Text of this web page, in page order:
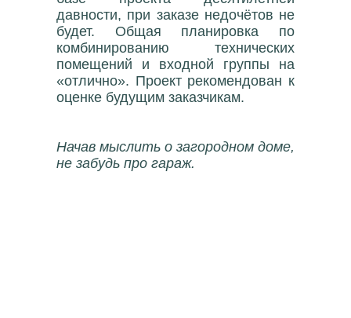
давности, при заказе недочётов не
будет. Общая планировка по
комбинированию технических
помещений и входной группы на
«отлично». Проект рекомендован к
оценке будущим заказчикам.
Начав мыслить о загородном доме,
не забудь про гараж.